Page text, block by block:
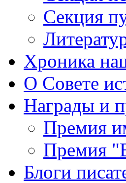
Секция
Хроника
О Совете
Награды и
Премия
Премия
Блоги